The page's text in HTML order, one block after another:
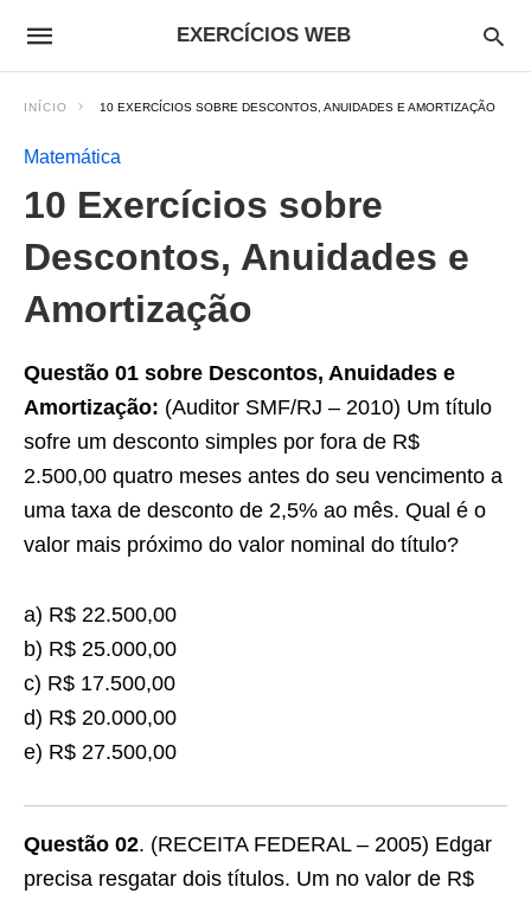
EXERCÍCIOS WEB
INÍCIO 10 EXERCÍCIOS SOBRE DESCONTOS, ANUIDADES E AMORTIZAÇÃO
Matemática
10 Exercícios sobre
Descontos, Anuidades e
Amortização
Questão 01 sobre Descontos, Anuidades e
Amortização: (Auditor SMF/RJ – 2010) Um título
sofre um desconto simples por fora de R$
2.500,00 quatro meses antes do seu vencimento a
uma taxa de desconto de 2,5% ao mês. Qual é o
valor mais próximo do valor nominal do título?
a) R$ 22.500,00
b) R$ 25.000,00
c) R$ 17.500,00
d) R$ 20.000,00
e) R$ 27.500,00
Questão 02. (RECEITA FEDERAL – 2005) Edgar
precisa resgatar dois títulos. Um no valor de R$